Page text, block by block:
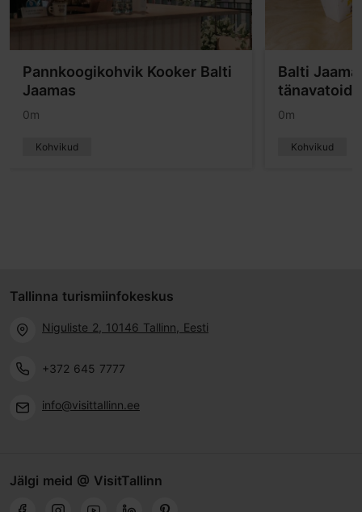
Pannkoogikohvik Kooker Balti
Jaamas
0m
Kohvikud
Balti
0m
Kohvikud
Tallinna turismiinfokeskus
Niguliste 2, 10146 Tallinn, Eesti
+372 645 7777
info@visittallinn.ee
Jälgi meid @ VisitTallinn